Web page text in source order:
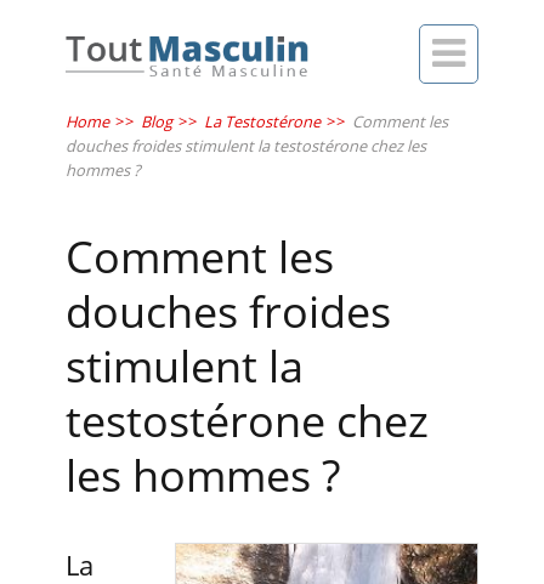

Home >> Blog >> La Testostérone >> Comment les
douches froides stimulent la testostérone chez les
hommes ?
Comment les
douches froides
stimulent la
testostérone chez
les hommes ?
La